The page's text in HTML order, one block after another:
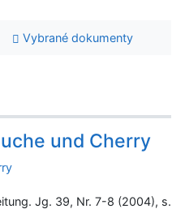
Vybrané dokumenty
und Cherry
Jg. 39, Nr. 7-8 (2004), s.